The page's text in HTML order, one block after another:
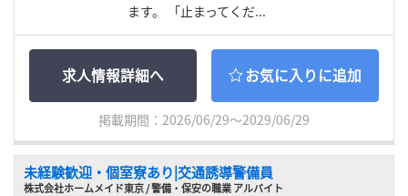
ます。 「止まってくだ...
求人情報詳細へ お気に入りに追加
掲載期間：2026/06/29～2029/06/29
未経験歓迎・個室寮あり|交通誘導警備員
株式会社ホームメイド東京 / 警備・保安の職業 アルバイト